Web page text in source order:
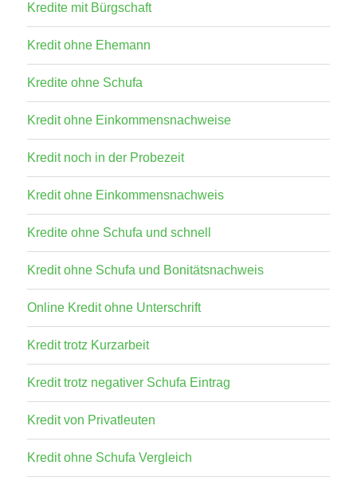
Kredite mit Bürgschaft
Kredit ohne Ehemann
Kredite ohne Schufa
Kredit ohne Einkommensnachweise
Kredit noch in der Probezeit
Kredit ohne Einkommensnachweis
Kredite ohne Schufa und schnell
Kredit ohne Schufa und Bonitätsnachweis
Online Kredit ohne Unterschrift
Kredit trotz Kurzarbeit
Kredit trotz negativer Schufa Eintrag
Kredit von Privatleuten
Kredit ohne Schufa Vergleich